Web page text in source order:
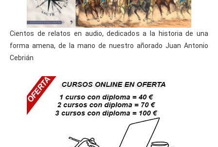
Cientos de relatos en audio, dedicados a la historia de una
forma amena, de la mano de nuestro añorado Juan Antonio
Cebrián